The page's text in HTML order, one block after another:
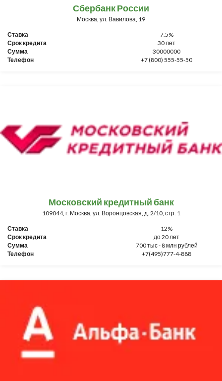
Сбербанк России
Москва, ул. Вавилова, 19
Ставка
7.5%
Срок кредита
30 лет
Сумма
30000000
Телефон
+7 (800) 555-55-50
Московский кредитный банк
109044, г. Москва, ул. Воронцовская, д. 2/10, стр. 1
Ставка
12%
Срок кредита
до 20 лет
Сумма
700 тыс - 8 млн рублей
Телефон
+7(495)777-4-888